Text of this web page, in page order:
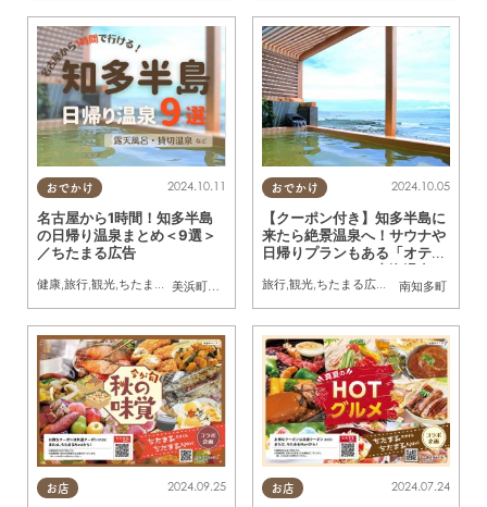
おでかけ
美浜町
,南知多町
2024.10.11
名古屋から1時間！知多半島
の日帰り温泉まとめ＜9選＞
／ちたまる広告
健康 旅行 観光 ちたまる広告 ,クーポン
おでかけ
南知多町
2024.10.05
【クーポン付き】知多半島に
来たら絶景温泉へ！サウナや
日帰りプランもある「オテ
ル・ド・マロニエ内海温泉」
／ちたまる広告
旅行, 観光, ちたまる広告 クーポン,夫婦
お店 2024.09.25 お店 2024.07.24